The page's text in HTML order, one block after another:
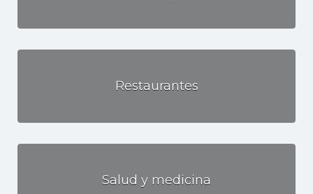
Restaurantes
Salud y medicina